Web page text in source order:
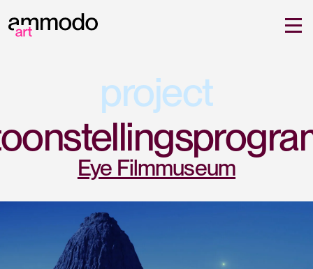
project
Eye Filmmuseum